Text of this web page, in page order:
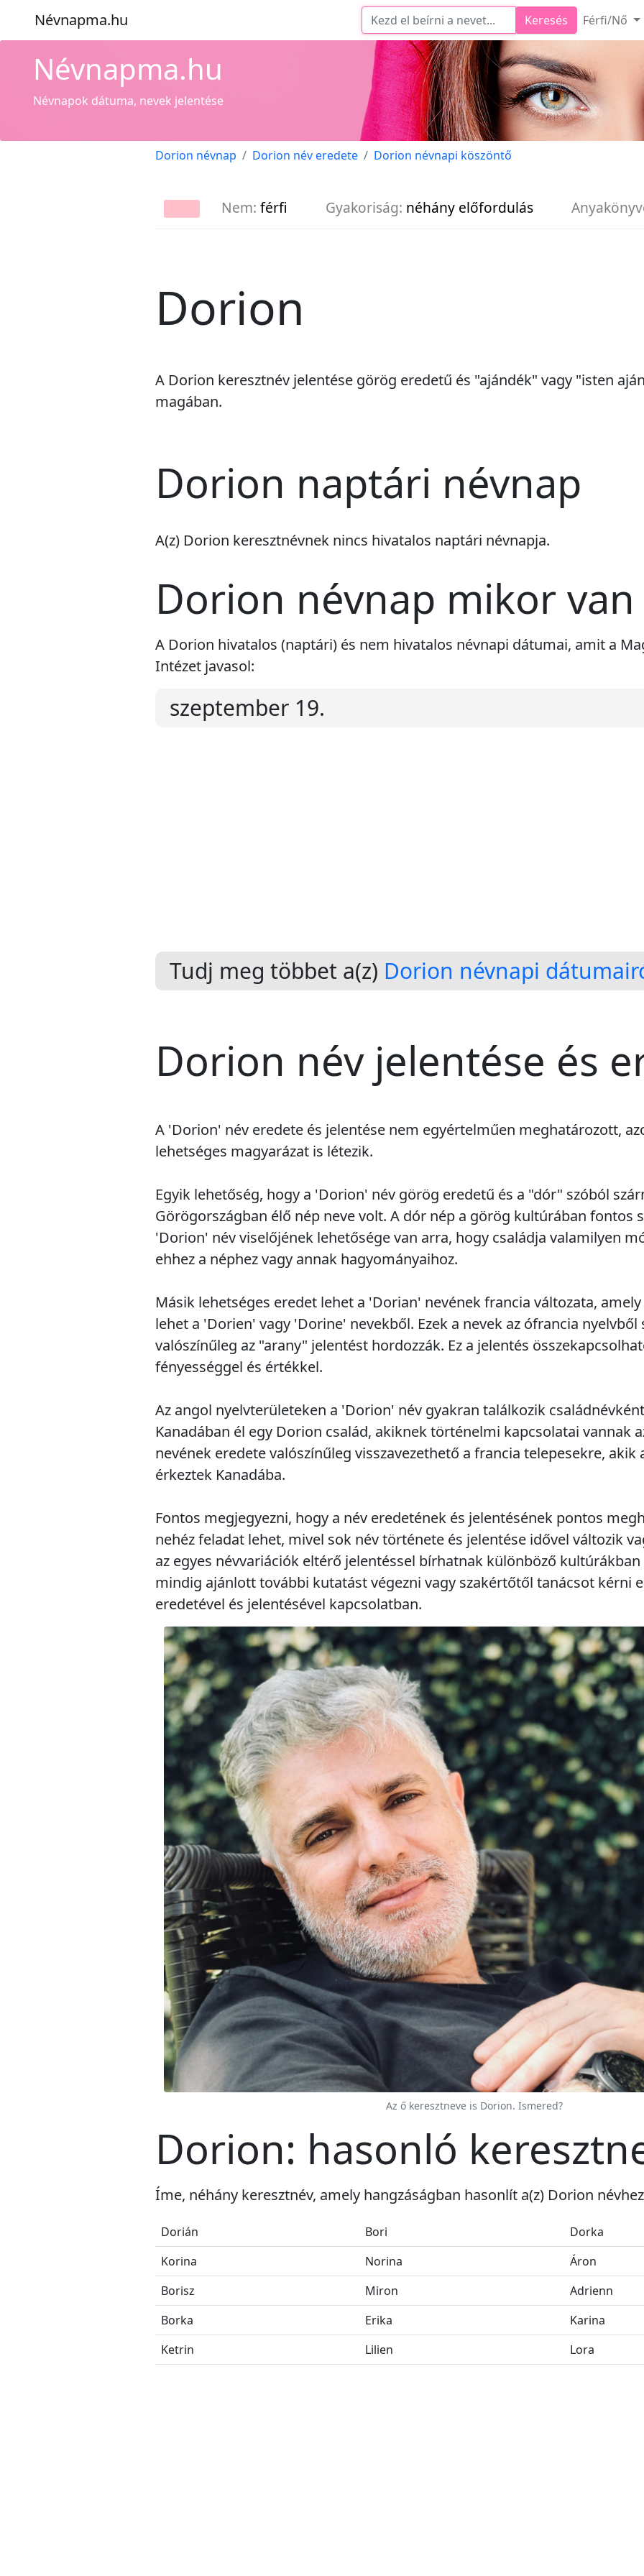
Névnapma.hu Keresés Férfi/Nő
Névnapma.hu
Névnapok dátuma, nevek jelentése
Dorion névnap Dorion név eredete Dorion névnapi köszöntő
Nem: férfi Gyakoriság: néhány előfordulás
Dorion
A Dorion keresztnév jelentése görög eredetű és "ajándék" vagy "isten
magában.
Dorion naptári névnap
A(z) Dorion keresztnévnek nincs hivatalos naptári névnapja.
Dorion névnap mikor van
A Dorion hivatalos (naptári) és nem hivatalos névnapi dátumai, amit a
Intézet javasol:
szeptember 19.
Tudj meg többet a(z) Dorion névnapi
Dorion név jelentése és
A 'Dorion' név eredete és jelentése nem egyértelműen meghatározott,
lehetséges magyarázat is létezik.
Egyik lehetőség, hogy a 'Dorion' név görög eredetű és a "dór" szóból
Görögországban élő nép neve volt. A dór nép a görög kultúrában fontos
'Dorion' név viselőjének lehetősége van arra, hogy családja valamilyen
ehhez a néphez vagy annak hagyományaihoz.
Másik lehetséges eredet lehet a 'Dorian' nevének francia változata,
lehet a 'Dorien' vagy 'Dorine' nevekből. Ezek a nevek az ófrancia nyelvből
valószínűleg az "arany" jelentést hordozzák. Ez a jelentés
fényességgel és értékkel.
Az angol nyelvterületeken a 'Dorion' név gyakran találkozik
Kanadában él egy Dorion család, akiknek történelmi kapcsolatai vannak
nevének eredete valószínűleg visszavezethető a francia telepesekre, akik
érkeztek Kanadába.
Fontos megjegyezni, hogy a név eredetének és jelentésének pontos
nehéz feladat lehet, mivel sok név története és jelentése idővel változik
az egyes névvariációk eltérő jelentéssel bírhatnak különböző kultúrákban
mindig ajánlott további kutatást végezni vagy szakértőtől tanácsot kérni
eredetével és jelentésével kapcsolatban.
Az ő keresztneve is Dorion. Ismered?
Dorion: hasonló
Íme, néhány keresztnév, amely hangzáságban hasonlít a(z) Dorion
Dorián Bori
Dorka
Korina
Norina
Áron
Borisz
Miron
Adrienn
Borka
Erika
Karina
Ketrin
Lilien Lora